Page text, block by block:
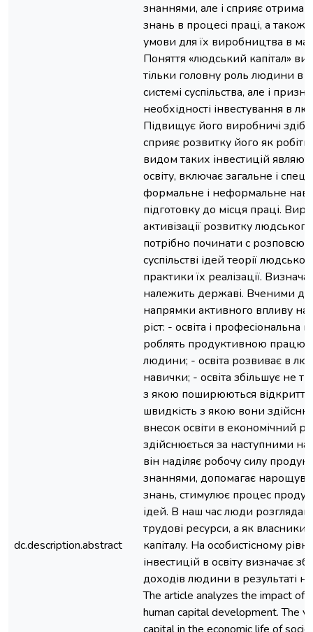
dc.description.abstract
знаннями, але і сприяє
знань в процесі праці, а також
умови для їх виробництва в
Поняття «людський капітал»
тільки головну роль людини в
системі суспільства, але і
необхідності інвестування в
Підвищує його виробничі
сприяє розвитку його як
видом таких інвестицій
освіту, включає загальне і
формальне і неформальне
підготовку до місця праці.
активізації розвитку людського
потрібно починати с
суспільстві ідей теорії
практики їх реалізації.
належить державі. Вченими
напрямки активного впливу на
ріст: - освіта і професіональна
роблять продуктивною працю
людини; - освіта розвиває в
навички; - освіта збільшує не
з якою поширюються відкриття,
швидкість з якою вони
внесок освіти в економічний
здійснюється за наступними
він наділяє робочу силу
знаннями, допомагає
знань, стимулює процес
ідей. В наш час люди
трудові ресурси, а як власники
капіталу. На особистісному
інвестицій в освіту визначає
доходів людини в результаті
The article analyzes the impact of
human capital development. The